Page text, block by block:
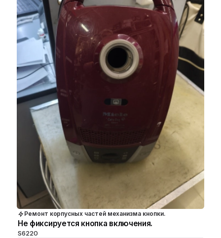
Ремонт корпусных частей механизма кнопки.
Не фиксируется кнопка включения.
S6220